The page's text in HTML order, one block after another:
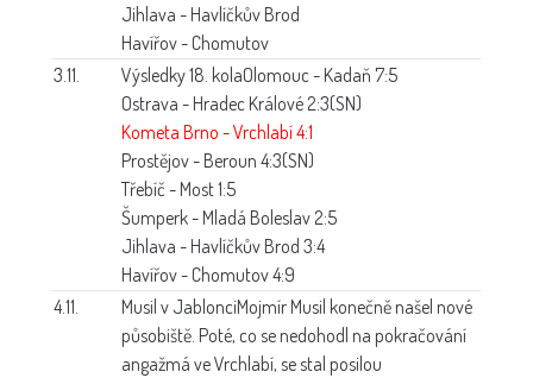
Jihlava - Havlíčkův Brod
Havířov - Chomutov
3.11.
Výsledky 18. kolaOlomouc - Kadaň 7:5
Ostrava - Hradec Králové 2:3(SN)
Kometa Brno - Vrchlabí 4:1
Prostějov - Beroun 4:3(SN)
Třebíč - Most 1:5
Šumperk - Mladá Boleslav 2:5
Jihlava - Havlíčkův Brod 3:4
Havířov - Chomutov 4:9
4.11.
Musil v JablonciMojmír Musil konečně našel nové
působiště. Poté, co se nedohodl na pokračování
angažmá ve Vrchlabí, se stal posilou